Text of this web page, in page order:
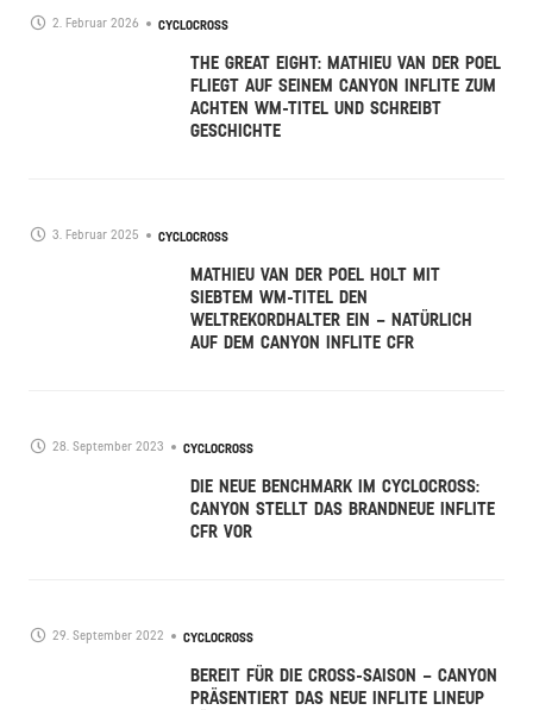
2. Februar 2026 CYCLOCROSS
THE GREAT EIGHT: MATHIEU VAN DER POEL
FLIEGT AUF SEINEM CANYON INFLITE ZUM
ACHTEN WM-TITEL UND SCHREIBT
GESCHICHTE
3. Februar 2025 CYCLOCROSS
MATHIEU VAN DER POEL HOLT MIT
SIEBTEM WM-TITEL DEN
WELTREKORDHALTER EIN – NATÜRLICH
AUF DEM CANYON INFLITE CFR
28. September 2023 CYCLOCROSS
DIE NEUE BENCHMARK IM CYCLOCROSS:
CANYON STELLT DAS BRANDNEUE INFLITE
CFR VOR
29. September 2022 CYCLOCROSS
BEREIT FÜR DIE CROSS-SAISON – CANYON
PRÄSENTIERT DAS NEUE INFLITE LINEUP